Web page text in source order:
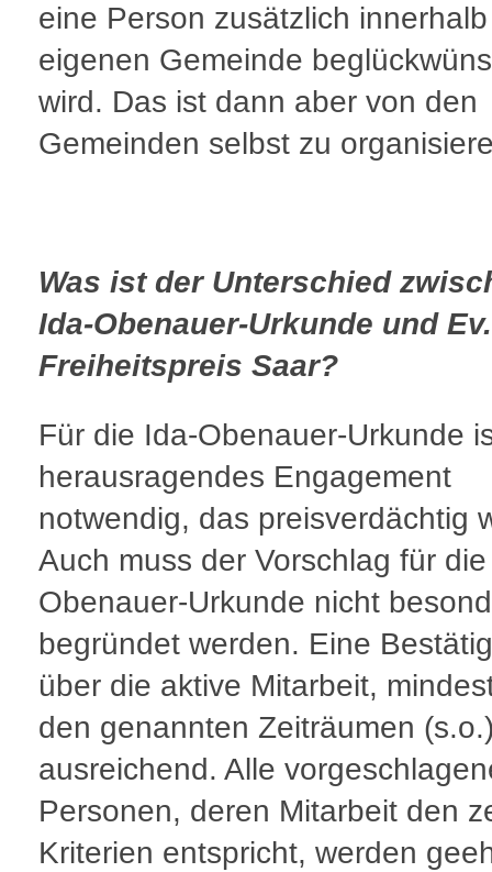
eine Person zusätzlich
eigenen Gemeinde
wird. Das ist dann aber von den
Gemeinden selbst zu
Was ist der Unterschied
Ida-Obenauer-Urkunde und Ev.
Freiheitspreis Saar?
Für die Ida-Obenauer-Urkunde
herausragendes Engagement
notwendig, das preisverdächtig
Auch muss der Vorschlag für
Obenauer-Urkunde nicht
begründet werden. Eine
über die aktive Mitarbeit,
den genannten Zeiträumen
ausreichend. Alle
Personen, deren Mitarbeit den
Kriterien entspricht, werden